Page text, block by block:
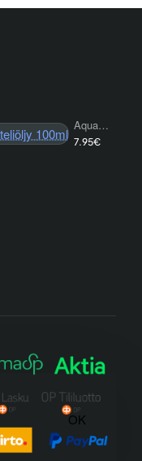
OK
Aqua Oleum manteliöljy 100ml
7.95€